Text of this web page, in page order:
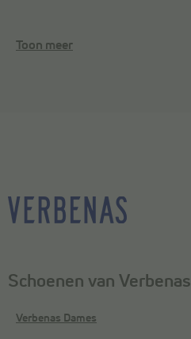
Toon meer
Schoenen van Verbenas
Verbenas Dames